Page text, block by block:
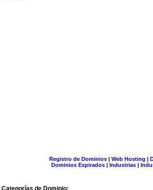
Registro de Dominios| Web Hosting |
Dominios Expirados | Industrias |
Categorías de Dominio: